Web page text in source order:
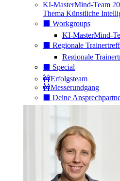
KI-MasterMind-Team
Thema Künstliche
⬛️ Workgroups
KI-MasterMind-
⬛️ Regionale
Regionale
⬛️ Special
🚧Erfolgsteam
🚧Messerundgang
⬛️ Deine